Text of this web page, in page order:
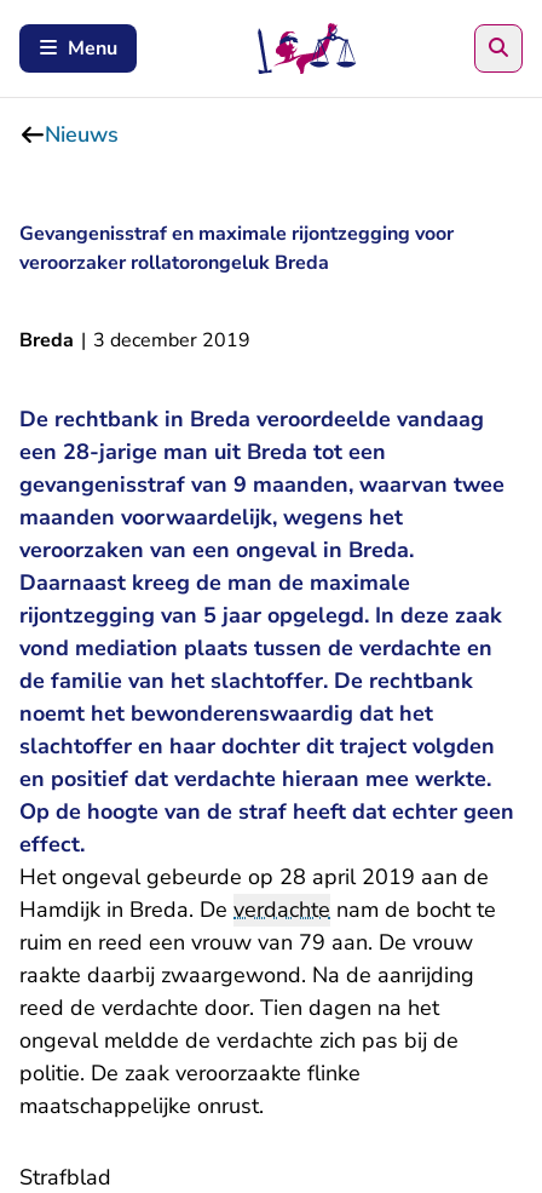
Menu
Nieuws
Gevangenisstraf en maximale rijontzegging voor
veroorzaker rollatorongeluk Breda
Breda | 3 december 2019
De rechtbank in Breda veroordeelde vandaag
een 28-jarige man uit Breda tot een
gevangenisstraf van 9 maanden, waarvan twee
maanden voorwaardelijk, wegens het
veroorzaken van een ongeval in Breda.
Daarnaast kreeg de man de maximale
rijontzegging van 5 jaar opgelegd. In deze zaak
vond mediation plaats tussen de verdachte en
de familie van het slachtoffer. De rechtbank
noemt het bewonderenswaardig dat het
slachtoffer en haar dochter dit traject volgden
en positief dat verdachte hieraan mee werkte.
Op de hoogte van de straf heeft dat echter geen
effect.
Het ongeval gebeurde op 28 april 2019 aan de
Hamdijk in Breda. De verdachte nam de bocht te
ruim en reed een vrouw van 79 aan. De vrouw
raakte daarbij zwaargewond. Na de aanrijding
reed de verdachte door. Tien dagen na het
ongeval meldde de verdachte zich pas bij de
politie. De zaak veroorzaakte flinke
maatschappelijke onrust.
Strafblad